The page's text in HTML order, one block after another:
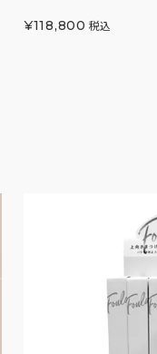
¥118,800 税込